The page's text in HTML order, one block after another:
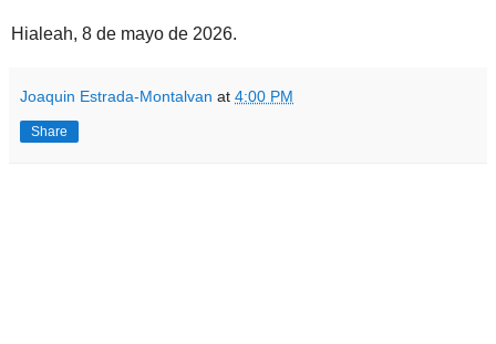
Hialeah, 8 de mayo de 2026.
Joaquin Estrada-Montalvan at 4:00 PM
Share